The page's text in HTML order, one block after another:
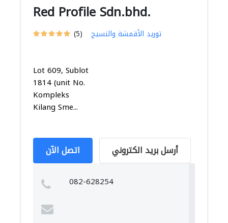
Red Profile Sdn.bhd.
(5) توريد الأقمشة والنسيج
Lot 609, Sublot
1814 (unit No.
Kompleks
Kilang Sme...
اتصل الآن أرسل بريد الكتروني
082-628254